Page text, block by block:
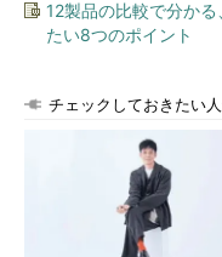
12製品の比較で分か
たい8つのポイント
チェックしておきたい